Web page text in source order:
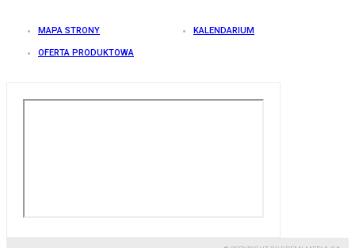
MAPA STRONY KALENDARIUM
OFERTA PRODUKTOWA